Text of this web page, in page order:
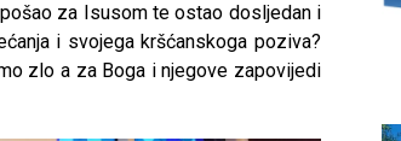
za Isusom te ostao dosljedan i
i svojega kršćanskoga poziva?
zlo a za Boga i njegove zapovijedi